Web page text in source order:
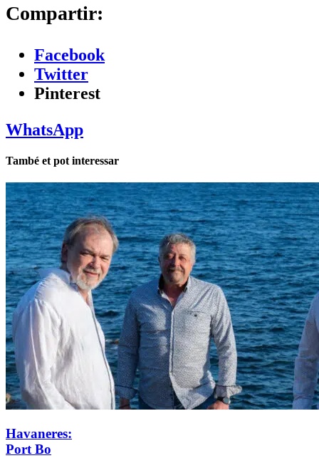
Compartir:
Facebook
Twitter
Pinterest
WhatsApp
També et pot interessar
Havaneres:
Port Bo